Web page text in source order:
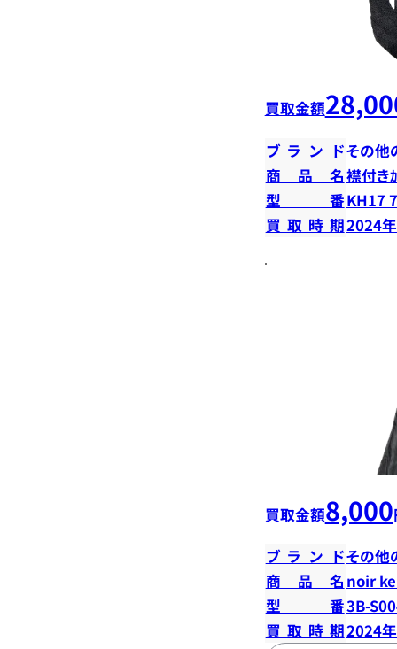
買取金額
ブランドその他
商品名襟付き
型番KH17
買取時期2024
買取金額8,000
ブランドその他
商品名 noir
型番3B-
買取時期2024